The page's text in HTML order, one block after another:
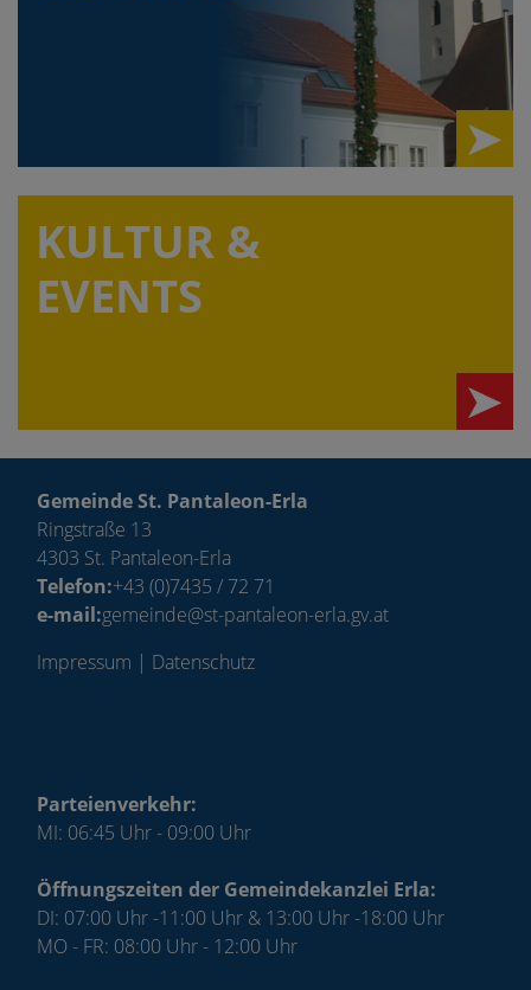
KULTUR &
EVENTS
Gemeinde St. Pantaleon-Erla
Ringstraße 13
4303 St. Pantaleon-Erla
Telefon:+43 (0)7435 / 72 71
e-mail:gemeinde@st-pantaleon-erla.gv.at
Impressum | Datenschutz
Parteienverkehr:
MI: 06:45 Uhr - 09:00 Uhr
Öffnungszeiten der Gemeindekanzlei Erla:
DI: 07:00 Uhr -11:00 Uhr & 13:00 Uhr -18:00 Uhr
MO - FR: 08:00 Uhr - 12:00 Uhr